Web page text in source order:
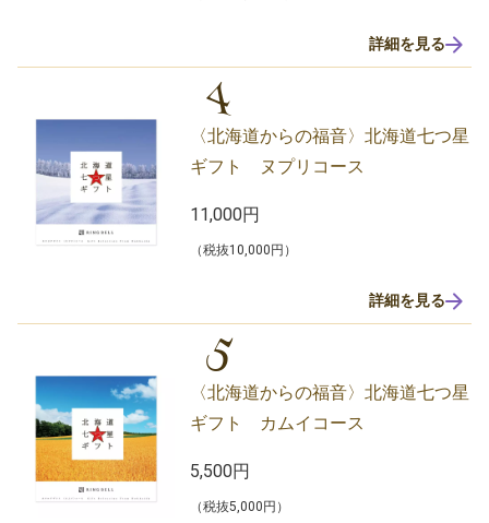
詳細を見る
4
〈北海道からの福音〉北海道七つ星
ギフト ヌプリコース
11,000円
（税抜10,000円）
詳細を見る
5
〈北海道からの福音〉北海道七つ星
ギフト カムイコース
5,500円
（税抜5,000円）